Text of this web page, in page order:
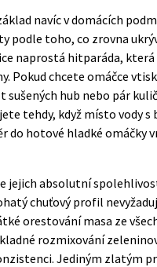
navíc v domácích
toho, co zrovna
naprostá hitparáda,
Pokud chcete omáčce
hub nebo pár
tehdy, když místo vody s
do hotové hladké omáčky
jejich absolutní
chuťový profil
orestování masa ze
rozmixování
Jediným zlatým